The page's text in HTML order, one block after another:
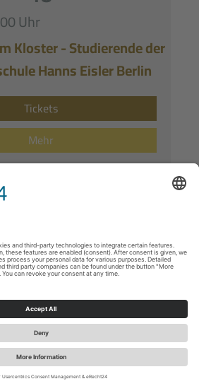
Uhr
Kloster - Studierende der
Hanns Eisler Berlin
Tickets
Mehr
22
- Pomeranzen im
Tickets